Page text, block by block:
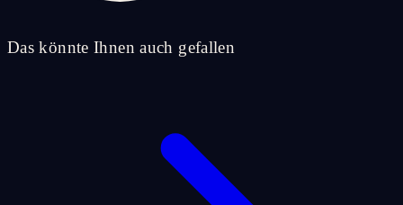
Das könnte Ihnen auch gefallen